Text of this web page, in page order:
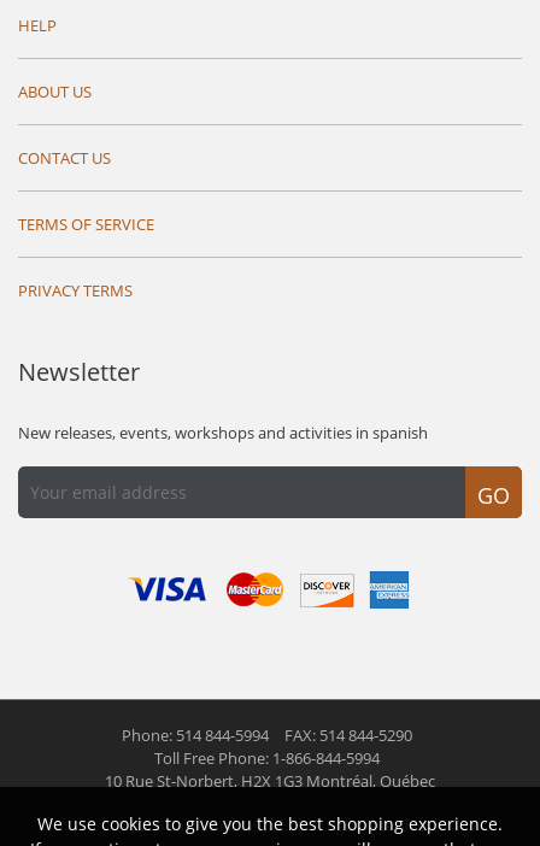
HELP
ABOUT US
CONTACT US
TERMS OF SERVICE
PRIVACY TERMS
Newsletter
New releases, events, workshops and activities in spanish
GO
Phone: 514 844-5994
FAX: 514 844-5290
Toll Free Phone: 1-866-844-5994
10 Rue St-Norbert, H2X 1G3 Montréal, Québec
© 2026 Las Americas inc. All right reserved
We use cookies to give you the best shopping experience.